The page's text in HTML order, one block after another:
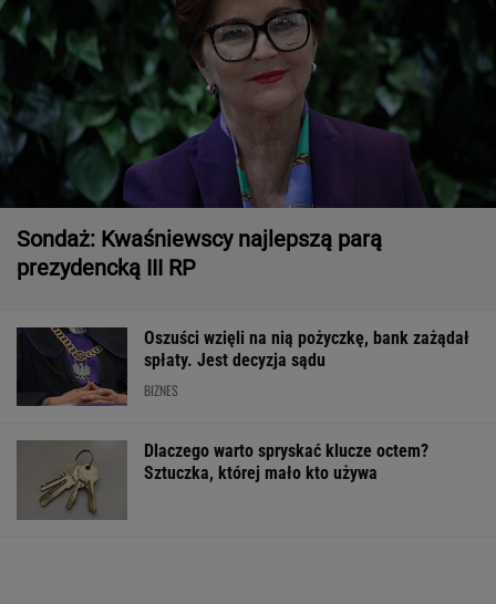
Sondaż: Kwaśniewscy najlepszą parą
prezydencką III RP
Oszuści wzięli na nią pożyczkę, bank zażądał
spłaty. Jest decyzja sądu
BIZNES
Dlaczego warto spryskać klucze octem?
Sztuczka, której mało kto używa